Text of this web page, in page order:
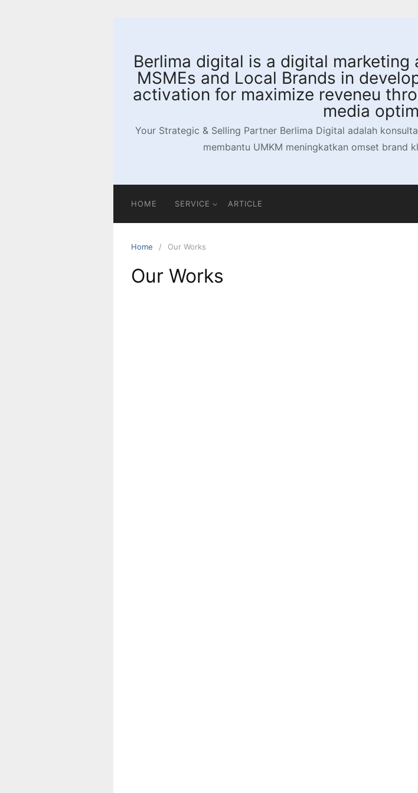
Berlima digital is a digital
MSMEs and Local Brands in
activation for maximize reveneu
media
Your Strategic & Selling Partner Berlima Digital adalah
membantu UMKM meningkatkan omset brand
HOME SERVICE ARTICLE
Home Our Works
Our Works